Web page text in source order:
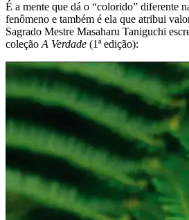
É a mente que dá o “colorido” diferente
fenômeno e também é ela que atribui
Sagrado Mestre Masaharu Taniguchi
coleçãoA Verdade (1ª edição):